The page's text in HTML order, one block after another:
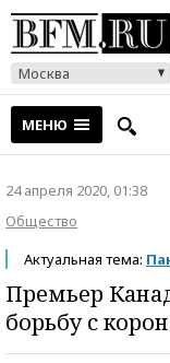
Москва
МЕНЮ
24 апреля 2020, 01:38
Общество
Актуальная тема:
Премьер
борьбу с